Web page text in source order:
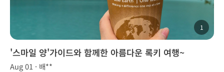
1
'스마일 양'가이드와 함께한 아름다운 록키 여행~
Aug 01 · 배**